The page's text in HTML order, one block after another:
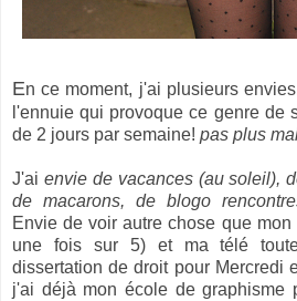
En ce moment, j'ai plusieurs
l'ennuie qui provoque ce genre de
de 2 jours par semaine! pas plus
J'ai envie de vacances (au soleil),
de macarons, de blogo
Envie de voir autre chose que
une fois sur 5) et ma télé
dissertation de droit pour Mercredi
j'ai déjà mon école de graphisme